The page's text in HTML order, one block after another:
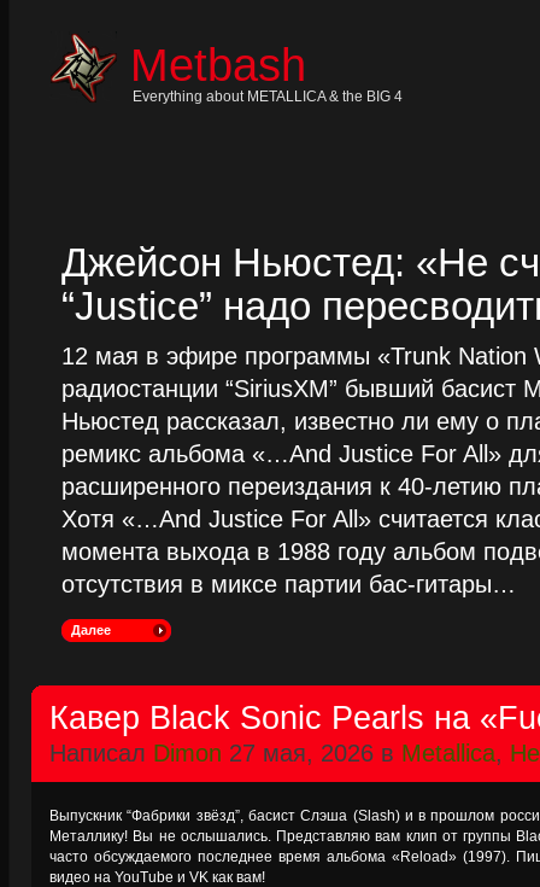
Metbash
Everything about METALLICA & the BIG 4
Джейсон Ньюстед: «Не
“Justice” надо
12 мая в эфире программы «Trunk Nation
радиостанции “SiriusXM” бывший басист
Ньюстед рассказал, известно ли ему о
ремикс альбома «…And Justice For All»
расширенного переиздания к 40-летию
Хотя «…And Justice For All» считается
момента выхода в 1988 году альбом
отсутствия в миксе партии бас-гитары…
Далее
Кавер Black Sonic Pearls на
Написал Dimon 27 мая, 2026 в Metallica,
Выпускник “Фабрики звёзд”, басист Слэша (Slash) и в прошлом
Металлику! Вы не ослышались. Представляю вам клип от группы
часто обсуждаемого последнее время альбома «Reload» (1997).
видео на YouTube и VK как вам!